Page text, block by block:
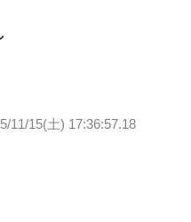
11/15(土) 17:36:57.18